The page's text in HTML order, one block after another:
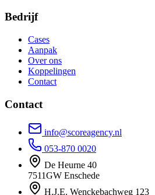
Bedrijf
Cases
Aanpak
Over ons
Koppelingen
Contact
Contact
info@scoreagency.nl
053-870 0020
De Heurne 40
7511GW Enschede
H.J.E. Wenckebachweg 123